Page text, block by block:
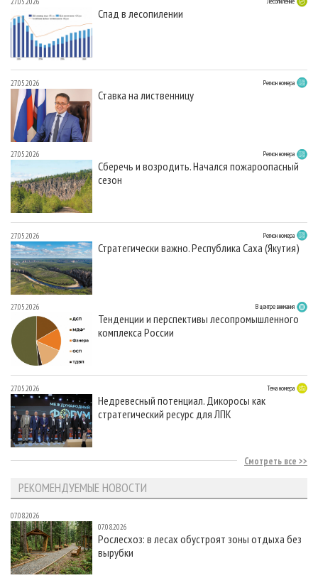
Спад в лесопилении
27.05.2026 Регион номера
Ставка на лиственницу
27.05.2026 Регион номера
Сберечь и возродить. Начался пожароопасный
сезон
27.05.2026 Регион номера
Стратегически важно. Республика Саха (Якутия)
27.05.2026 В центре внимания
Тенденции и перспективы лесопромышленного
комплекса России
27.05.2026 Тема номера
Недревесный потенциал. Дикоросы как
стратегический ресурс для ЛПК
Смотреть все
РЕКОМЕНДУЕМЫЕ НОВОСТИ
07.08.2026
07.08.2026
Рослесхоз: в лесах обустроят зоны отдыха без
вырубки